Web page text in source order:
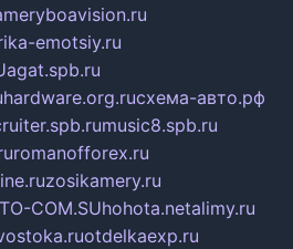
emotsiy.ru
agat.spb.ru
hardware.org.ruсхема-авто.рф
music8.spb.ru
romanofforex.ru
zosikamery.ru
COM.SUhohota.netalimy.ru
otdelkaexp.ru